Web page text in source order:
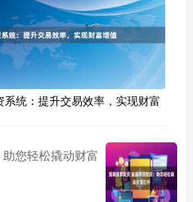
统：提升交易效率，实现财富
您轻松撬动财富